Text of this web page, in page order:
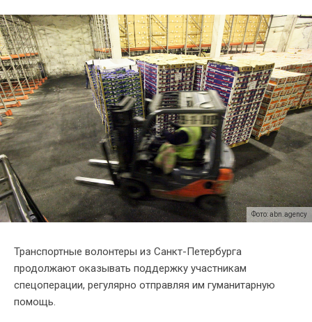
Фото: abn.agency
Транспортные волонтеры из Санкт-Петербурга
продолжают оказывать поддержку участникам
спецоперации, регулярно отправляя им гуманитарную
помощь.